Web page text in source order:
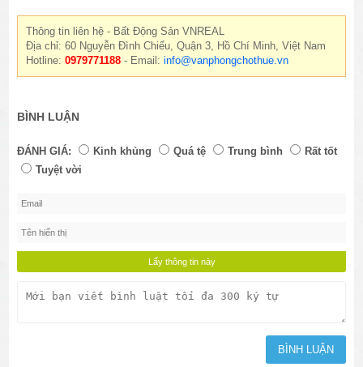
Thông tin liên hệ - Bất Động Sản VNREAL
Địa chỉ: 60 Nguyễn Đình Chiểu, Quận 3, Hồ Chí Minh, Việt Nam
Hotline:0979771188 - Email:info@vanphongchothue.vn
BÌNH LUẬN
ĐÁNH GIÁ: Kinh khủng Quá tệ Trung bình
Rất tốt
Tuyệt vời